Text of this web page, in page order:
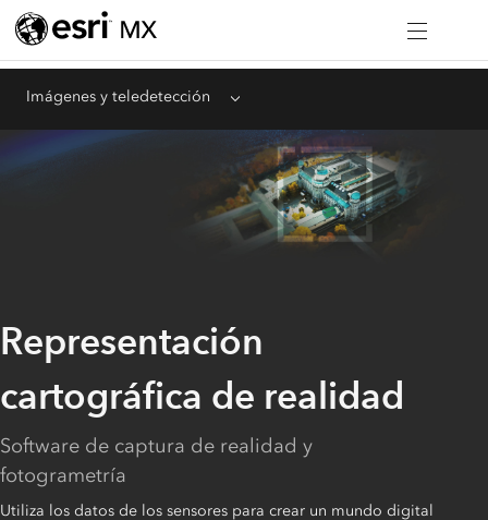
Imágenes y teledetección Menu
Representación
cartográfica de realidad
Software de captura de realidad y
fotogrametría
Utiliza los datos de los sensores para crear un mundo digital